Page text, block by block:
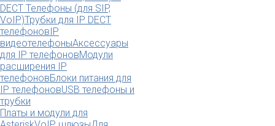
DECT Телефоны (для SIP,
VoIP)Трубки для IP DECT
телефоновIP
видеотелефоныАксессуары
для IP телефоновМодули
расширения IP
телефоновБлоки питания для
IP телефоновUSB телефоны и
трубки
Платы и модули для